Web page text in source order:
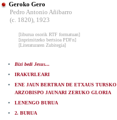
Geroko Gero
Pedro Antonio Añibarro
(c. 1820), 1923
[liburua osorik RTF formatuan]
[inprimitzeko bertsioa PDFn]
[Literaturaren Zubitegia]
Bizi bedi Jesus...
IRAKURLEARI
ENE JAUN BERTRAN DE ETXAUS TURSKO
ARZOBISPO JAUNARI ZERUKO GLORIA
LENENGO BURUA
2. BURUA